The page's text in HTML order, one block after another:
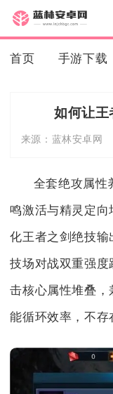
首页 手游下载
如何让王
来源： 蓝林安卓网
全套绝攻属性
鸣激活与精灵定向
化王者之剑绝技
技场对战双重强
击核心属性堆叠，
能循环效率，不存